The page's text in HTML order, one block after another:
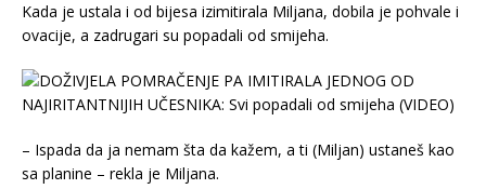
Kada je ustala i od bijesa izimitirala Miljana, dobila je pohvale i
ovacije, a zadrugari su popadali od smijeha.
– Ispada da ja nemam šta da kažem, a ti (Miljan) ustaneš kao
sa planine – rekla je Miljana.